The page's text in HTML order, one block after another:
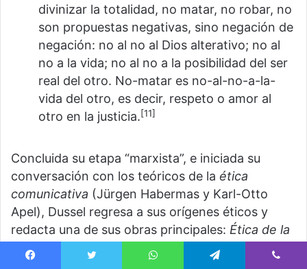
divinizar la totalidad, no matar, no robar, no
son propuestas negativas, sino negación de
negación: no al no al Dios alterativo; no al
no a la vida; no al no a la posibilidad del ser
real del otro. No-matar es no-al-no-a-la-
vida del otro, es decir, respeto o amor al
otro en la justicia.[11]
Concluida su etapa “marxista”, e iniciada su
conversación con los teóricos de la ética
comunicativa (Jürgen Habermas y Karl-Otto
Apel), Dussel regresa a sus orígenes éticos y
redacta una de sus obras principales: Ética de la
liberación
(1995). En esta obra, Dussel eleva la